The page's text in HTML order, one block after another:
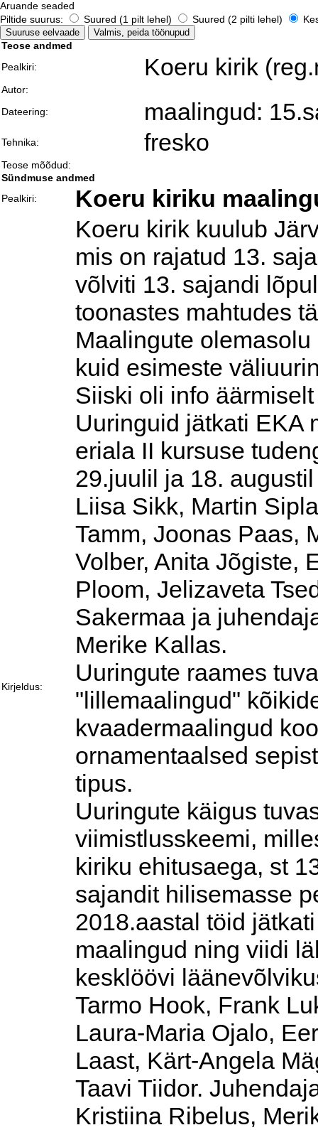
Aruande seaded
Piltide suurus:
Suured (1 pilt lehel) Suured (2 pilti lehel)
Teose andmed
Pealkiri:
Koeru kirik
Autor:
Dateering:
maalingud:
Tehnika: fresko
Teose mõõdud:
Sündmuse andmed
Pealkiri:
Koeru kiriku
Kirjeldus:
Koeru kirik kuulub
mis on rajatud 13.
võlviti 13. sajandi
toonastes mahtudes
Maalingute
kuid esimeste
Siiski oli info
Uuringuid jätkati EKA
eriala II kursuse
29.juulil ja 18.
Liisa Sikk, Martin
Tamm, Joonas Paas,
Volber, Anita Jõgiste,
Ploom, Jelizaveta
Sakermaa ja
Merike Kallas.
Uuringute raames
"lillemaalingud"
kvaadermaalingud
ornamentaalsed
tipus.
Uuringute käigus
viimistlusskeemi,
kiriku ehitusaega, st
sajandit hilisemasse
2018.aastal töid
maalingud ning viidi
kesklöövi
Tarmo Hook, Frank
Laura-Maria Ojalo,
Laast, Kärt-Angela
Taavi Tiidor.
Kristiina Ribelus,